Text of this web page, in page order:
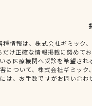
種情報は、株式会社ギミック
だけ正確な情報掲載に努めて
る医療機関へ受診を希望さ
について、株式会社ギミッ
は、お手数ですがお問い合